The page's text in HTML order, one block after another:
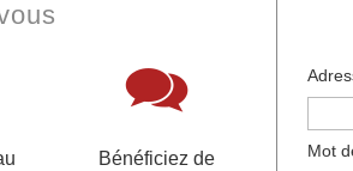
scolaire et des cours à distance. Ce
pour être accompagné
Bénéficiez de
Mot